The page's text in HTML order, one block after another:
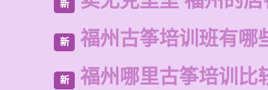
新
新 福州古筝培训班有哪
新 福州哪里古筝培训比